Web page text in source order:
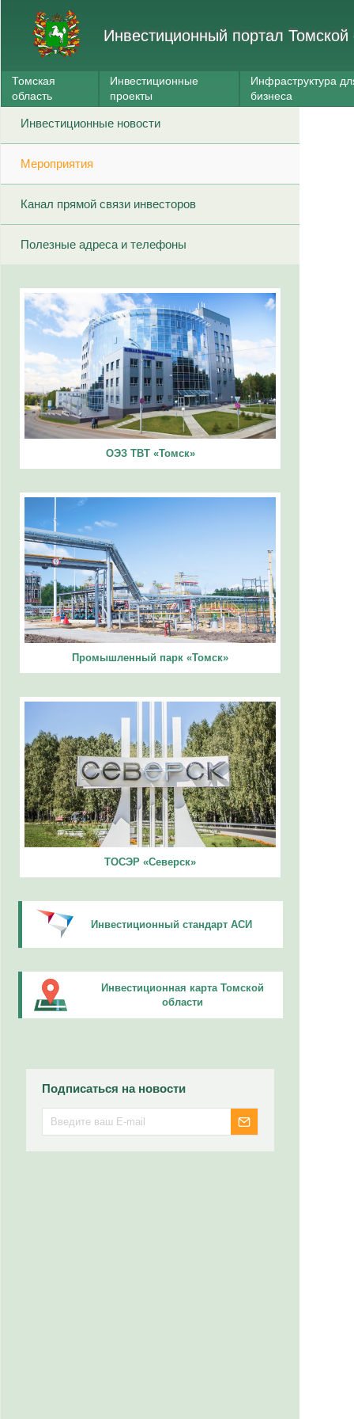
Инвестиционный портал Томской
Томская
область
Инвестиционные
проекты
Инфраструктура
бизнеса
Инвестиционные новости
Мероприятия
Канал прямой связи инвесторов
Полезные адреса и телефоны
ОЭЗ ТВТ «Томск»
Промышленный парк «Томск»
ТОСЭР «Северск»
Инвестиционный стандарт АСИ
Инвестиционная карта Томской
области
Подписаться на новости